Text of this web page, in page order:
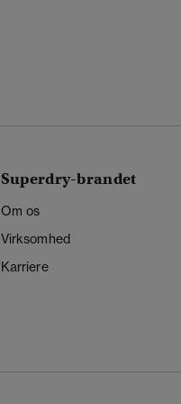
Superdry-brandet
Om os
Virksomhed
Karriere